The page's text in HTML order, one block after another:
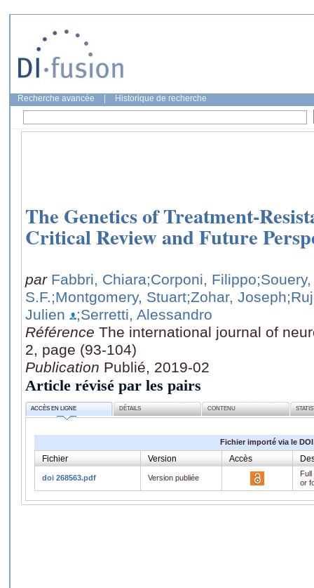
Recherche avancée Historique de recherche
The Genetics of Treatment-
Critical Review and Future
par Fabbri, Chiara;Corponi, Filippo
S.F.;Montgomery, Stuart;Zohar, Joseph
Julien
;Serretti, Alessandro
Référence The international journal of
2, page (93-104)
Publication Publié, 2019-02
Article révisé par les pairs
ACCÈS EN LIGNE DÉTAILS CONTENU
Fichier importé via le DOI
Fichier Version Accès
doi 268563.pdf Version publiée
or